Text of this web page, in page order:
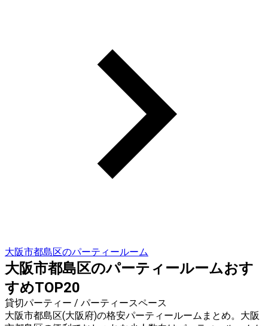
大阪市都島区のパーティールーム
大阪市都島区のパーティールームおす
すめTOP20
貸切パーティー / パーティースペース
大阪市都島区(大阪府)の格安パーティールームまとめ。大阪